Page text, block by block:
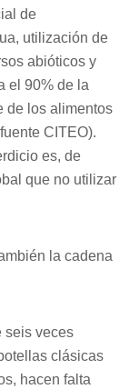
de
utilización de
abióticos y
el 90% de la
de los alimentos
CITEO).
es, de
que no utilizar
la cadena
seis veces
clásicas
hacen falta